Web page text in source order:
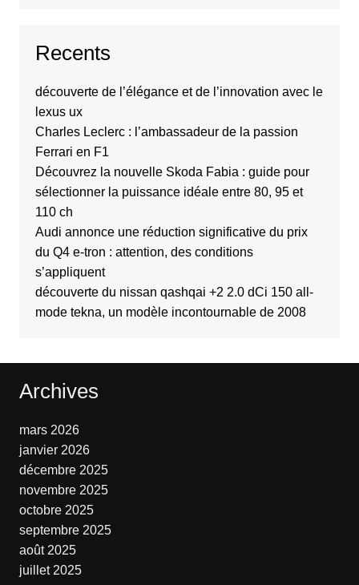
Recents
découverte de l’élégance et de l’innovation avec le
lexus ux
Charles Leclerc : l’ambassadeur de la passion
Ferrari en F1
Découvrez la nouvelle Skoda Fabia : guide pour
sélectionner la puissance idéale entre 80, 95 et
110 ch
Audi annonce une réduction significative du prix
du Q4 e-tron : attention, des conditions
s’appliquent
découverte du nissan qashqai +2 2.0 dCi 150 all-
mode tekna, un modèle incontournable de 2008
Archives
mars 2026
janvier 2026
décembre 2025
novembre 2025
octobre 2025
septembre 2025
août 2025
juillet 2025